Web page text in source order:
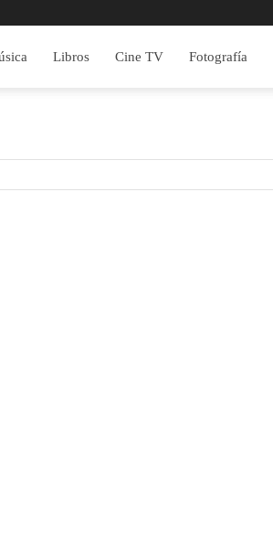
Libros Cine TV Fotografía